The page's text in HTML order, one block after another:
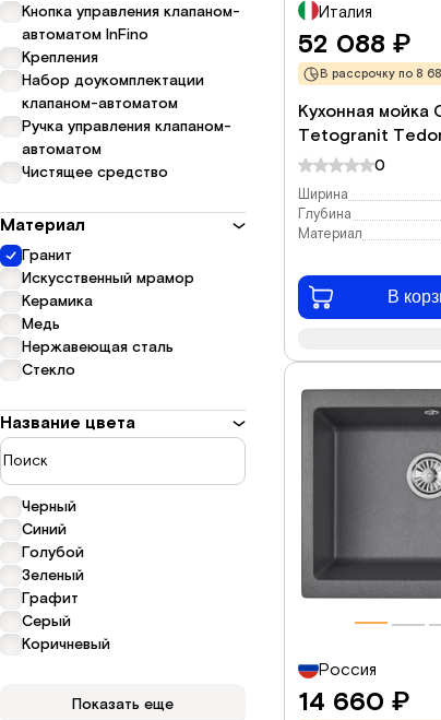
Кнопка управления клапаном-
автоматом InFino
Крепления
Набор доукомплектации
клапаном-автоматом
Ручка управления клапаном-
автоматом
Чистящее средство
Материал
Гранит
Искусственный мрамор
Керамика
Медь
Нержавеющая сталь
Стекло
Название цвета
Черный
Синий
Голубой
Зеленый
Графит
Серый
Коричневый
Показать еще
Италия
52 088 ₽
В рассрочку по 8
Кухонная мойка
Tetogranit
49939400
Ширина
Глубина
Материал
В
Россия
14 660 ₽